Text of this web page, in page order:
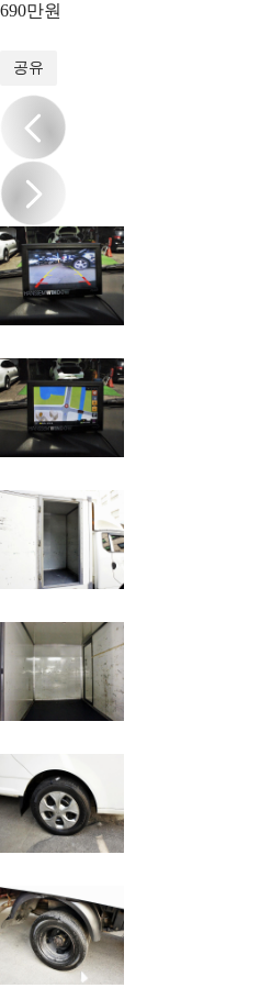
690만원
공유
/19